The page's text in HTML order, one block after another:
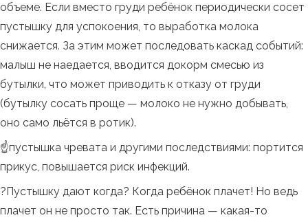
объеме. Если вместо груди ребёнок периодически сосет
пустышку для успокоения, то выработка молока
снижается. За этим может последовать каскад событий:
малыш не наедается, вводится докорм смесью из
бутылки, что может приводить к отказу от груди
(бутылку сосать проще — молоко не нужно добывать,
оно само льётся в ротик).
☝️пустышка чревата и другими последствиями: портится
прикус, повышается риск инфекций.
?Пустышку дают когда? Когда ребёнок плачет! Но ведь
плачет он не просто так. Есть причина — какая-то